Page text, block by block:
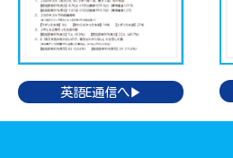
英語E通信へ▶